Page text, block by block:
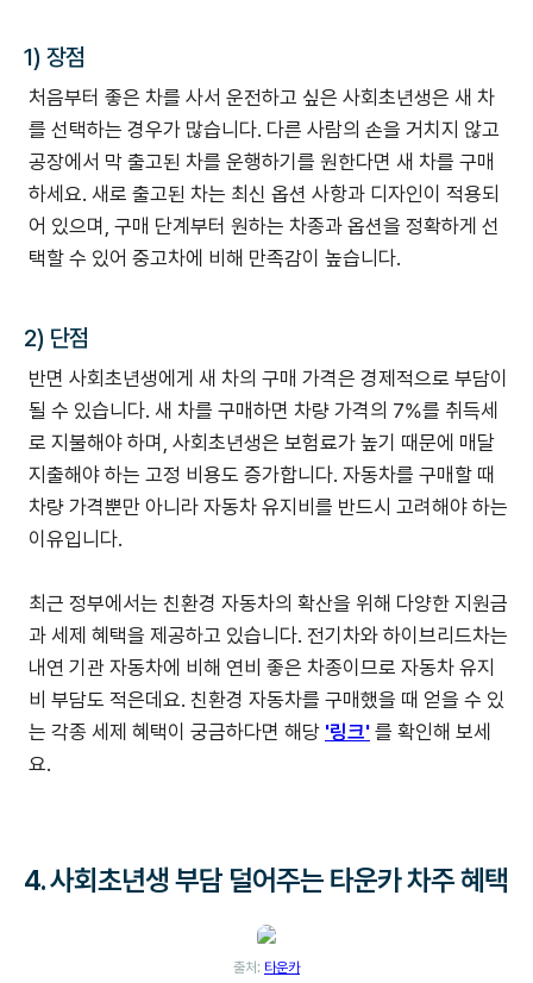
1) 장점
처음부터 좋은 차를 사서 운전하고 싶은 사회초년생은 새 차
를 선택하는 경우가 많습니다. 다른 사람의 손을 거치지 않고
공장에서 막 출고된 차를 운행하기를 원한다면 새 차를 구매
하세요. 새로 출고된 차는 최신 옵션 사항과 디자인이 적용되
어 있으며, 구매 단계부터 원하는 차종과 옵션을 정확하게 선
택할 수 있어 중고차에 비해 만족감이 높습니다.
2) 단점
반면 사회초년생에게 새 차의 구매 가격은 경제적으로 부담이
될 수 있습니다. 새 차를 구매하면 차량 가격의 7%를 취득세
로 지불해야 하며, 사회초년생은 보험료가 높기 때문에 매달
지출해야 하는 고정 비용도 증가합니다. 자동차를 구매할 때
차량 가격뿐만 아니라 자동차 유지비를 반드시 고려해야 하는
이유입니다.
최근 정부에서는 친환경 자동차의 확산을 위해 다양한 지원금
과 세제 혜택을 제공하고 있습니다. 전기차와 하이브리드차는
내연 기관 자동차에 비해 연비 좋은 차종이므로 자동차 유지
비 부담도 적은데요. 친환경 자동차를 구매했을 때 얻을 수 있
는 각종 세제 혜택이 궁금하다면 해당 '링크' 를 확인해 보세
요.
4. 사회초년생 부담 덜어주는 타운카 차주 혜택
출처: 타운카